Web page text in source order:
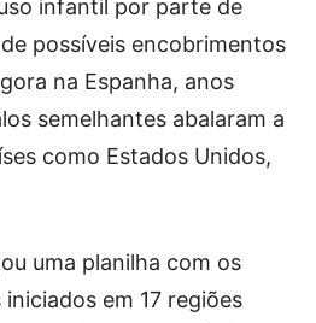
infantil por parte de
possíveis encobrimentos
na Espanha, anos
semelhantes abalaram a
como Estados Unidos,
uma planilha com os
em 17 regiões